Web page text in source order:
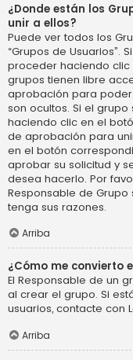
¿Donde están los
unir a ellos?
Puede ver todos los
“Grupos de Usuarios”.
proceder haciendo
grupos tienen libre
aprobación para poder
son ocultos. Si el
haciendo clic en el
de aprobación para
en el botón
aprobar su solicitud y
desea hacerlo. Por
Responsable de
tenga sus razones.
Arriba
¿Cómo me convierto
El Responsable de un
al crear el grupo. Si
usuarios, contacte con
Arriba